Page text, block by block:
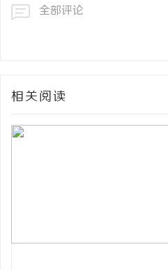
全部评论
相关阅读